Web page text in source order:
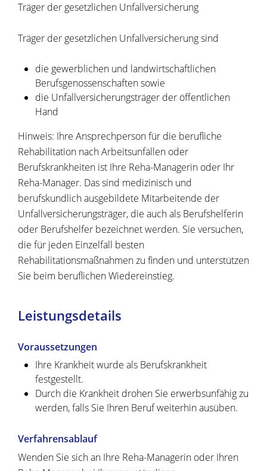
Träger der gesetzlichen Unfallversicherung
Träger der gesetzlichen Unfallversicherung sind
die gewerblichen und landwirtschaftlichen
Berufsgenossenschaften sowie
die Unfallversicherungsträger der öffentlichen
Hand
Hinweis: Ihre Ansprechperson für die berufliche
Rehabilitation nach Arbeitsunfällen oder
Berufskrankheiten ist Ihre Reha-Managerin oder Ihr
Reha-Manager. Das sind medizinisch und
berufskundlich ausgebildete Mitarbeitende der
Unfallversicherungsträger, die auch als Berufshelferin
oder Berufshelfer bezeichnet werden. Sie versuchen,
die für jeden Einzelfall besten
Rehabilitationsmaßnahmen zu finden und unterstützen
Sie beim beruflichen Wiedereinstieg.
Leistungsdetails
Voraussetzungen
Ihre Krankheit wurde als Berufskrankheit
festgestellt.
Durch die Krankheit drohen Sie erwerbsunfähig zu
werden, falls Sie Ihren Beruf weiterhin ausüben.
Verfahrensablauf
Wenden Sie sich an Ihre Reha-Managerin oder Ihren